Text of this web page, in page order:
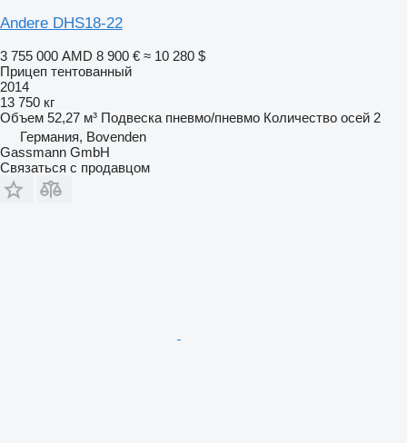
Andere DHS18-22
3 755 000 AMD 8 900 € ≈ 10 280 $
Прицеп тентованный
2014
13 750 кг
Объем 52,27 м³ Подвеска пневмо/пневмо Количество осей 2
Германия, Bovenden
Gassmann GmbH
Связаться с продавцом